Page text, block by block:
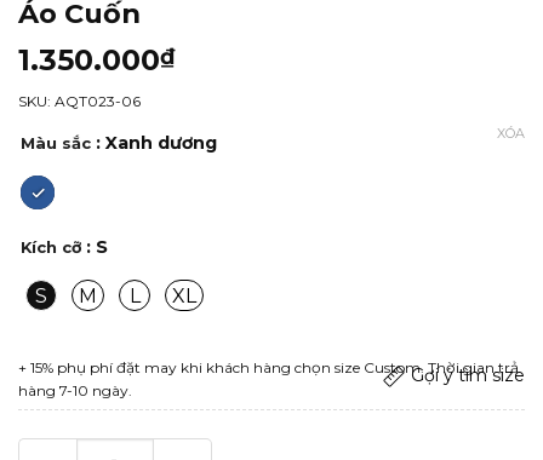
Áo Cuốn
1.350.000₫
SKU: AQT023-06
Màu sắc : Xanh dương
Kích cỡ : S
S M L XL
XÓA
+ 15% phụ phí đặt may khi khách hàng chọn size Custom. Thời gian trả
hàng 7-10 ngày.
Gợi ý tìm size